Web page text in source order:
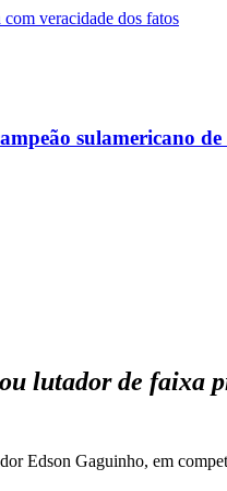
sulamericano
lutador de faixa
Edson Gaguinho, em